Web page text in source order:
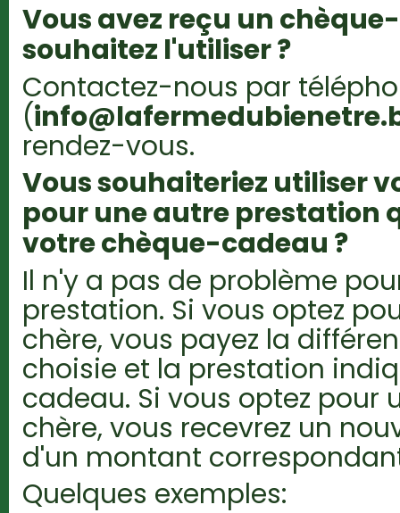
Vous avez reçu un
souhaitez l'utiliser ?
Contactez-nous par
(
rendez-vous.
Vous souhaiteriez utiliser
pour une autre prestation
votre chèque-cadeau ?
Il n'y a pas de problème
prestation. Si vous optez
chère, vous payez la
choisie et la prestation
cadeau. Si vous optez pour
chère, vous recevrez un
d'un montant
Quelques exemples: